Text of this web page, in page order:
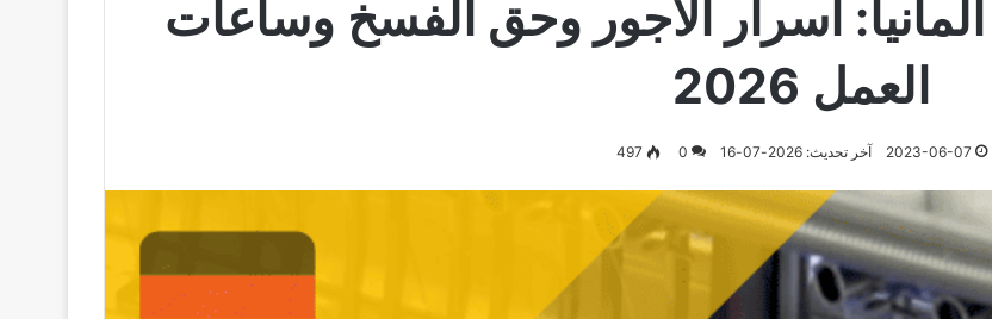
ألمانيا: أسرار الأجور وحق الفسخ وساعات
العمل 2026
2023-06-07 آخر تحديث: 2026-07-16 0
497